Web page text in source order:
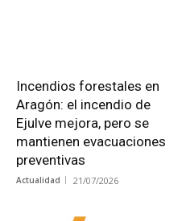
Incendios forestales en
Aragón: el incendio de
Ejulve mejora, pero se
mantienen evacuaciones
preventivas
Actualidad 21/07/2026